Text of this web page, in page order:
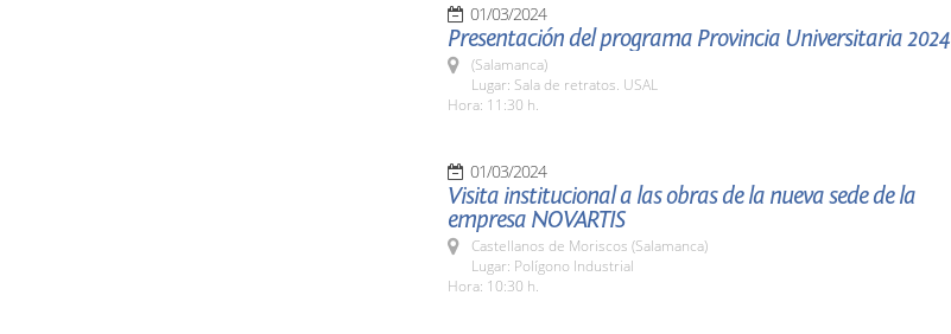
01/03/2024
Presentación del programa Provincia Universitaria 2024
(Salamanca)
Lugar: Sala de retratos. USAL
Hora: 11:30 h.
01/03/2024
Visita institucional a las obras de la nueva sede de la
empresa NOVARTIS
Castellanos de Moriscos (Salamanca)
Lugar: Polígono Industrial
Hora: 10:30 h.